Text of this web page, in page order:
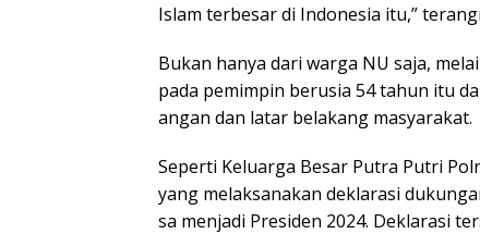
Islam terbesar di Indonesia itu,”
Bukan hanya dari warga NU saja,
pada pemimpin berusia 54 tahun itu
angan dan latar belakang masyarakat.
Seperti Keluarga Besar Putra Putri
yang melaksanakan deklarasi
sa menjadi Presiden 2024. Deklarasi